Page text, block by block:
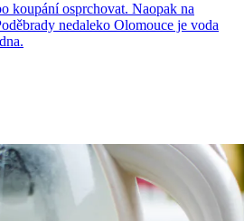
koupání osprchovat. Naopak na
nedaleko Olomouce je voda